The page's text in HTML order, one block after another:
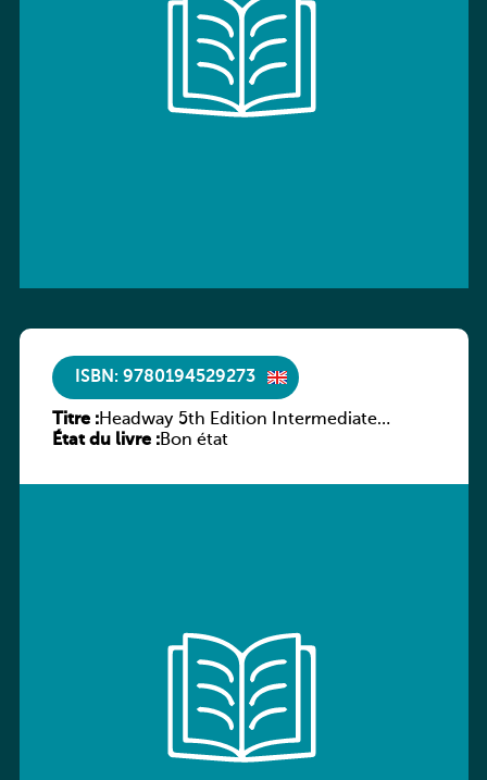
ISBN: 9780194529273
Titre :Headway 5th Edition Intermediate
Culture and Literature Companion
État du livre :Bon état